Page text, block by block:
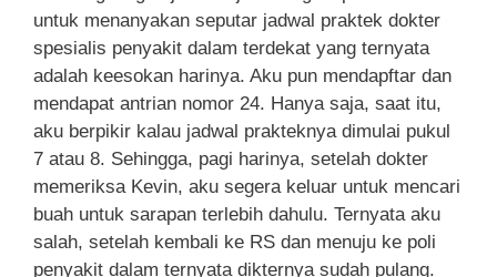
untuk menanyakan seputar jadwal praktek dokter
spesialis penyakit dalam terdekat yang ternyata
adalah keesokan harinya. Aku pun mendapftar dan
mendapat antrian nomor 24. Hanya saja, saat itu,
aku berpikir kalau jadwal prakteknya dimulai pukul
7 atau 8. Sehingga, pagi harinya, setelah dokter
memeriksa Kevin, aku segera keluar untuk mencari
buah untuk sarapan terlebih dahulu. Ternyata aku
salah, setelah kembali ke RS dan menuju ke poli
penyakit dalam ternyata dikternya sudah pulang.